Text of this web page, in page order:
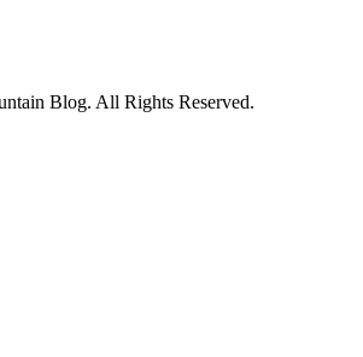
Blog. All Rights Reserved.